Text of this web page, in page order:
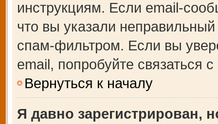
инструкциям. Если email-
что вы указали
спам-фильтром. Если вы
email, попробуйте связаться
Вернуться к началу
Я давно зарегистрирован,